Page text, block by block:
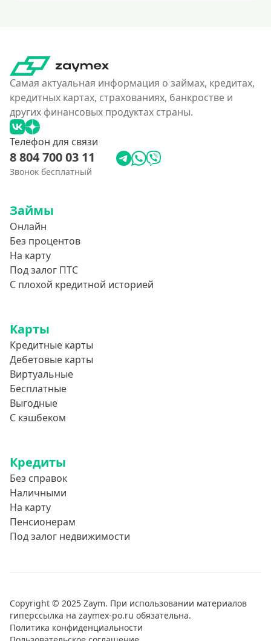
Самая актуальная информация о займах, кредитах,
кредитных картах, страхованиях, банкростве и
других финансовых продуктах страны.
Телефон для связи
8 804 700 03 11
Звонок бесплатный
Займы
Онлайн
Без процентов
На карту
Под залог ПТС
С плохой кредитной историей
Карты
Кредитные карты
Дебетовые карты
Виртуальные
Бесплатные
Выгодные
С кэшбеком
Кредиты
Без справок
Наличными
На карту
Пенсионерам
Под залог недвижимости
Copyright © 2025 Zaym. При использовании материалов
гиперссылка на zaymex-po.ru обязательна.
Политика конфиденциальности